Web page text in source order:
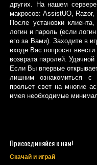
других. На нашем
макросов: AssistUO,
После установки
логин и пароль (если
его за Вами). Заходите в
входе Вас попросят
возврата паролей. Удачной
Если Вы впервые
лишним ознакомиться с
прольет свет на многие
имея необходимые
Присоединяйся к нам!
Скачай и играй